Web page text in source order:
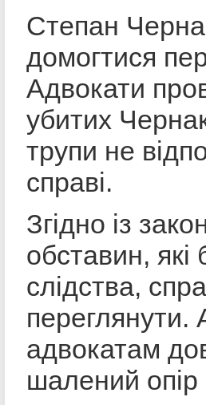
Степан
домогтися
Адвокати
убитих
трупи не
справі.
Згідно із
обставин, які
слідства,
переглянути.
адвокатам
шалений опір